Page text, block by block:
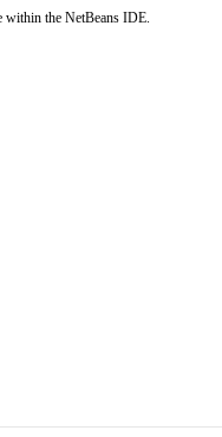
within the NetBeans IDE.